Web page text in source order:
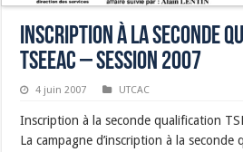
Inscription à la seconde
TSEEAC – session 2007
4 juin 2007 UTCAC
Inscription à la seconde qualification
La campagne d’inscription à la seconde